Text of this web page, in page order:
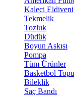
Kaleci Eldiveni
Tekmelik
Tozluk
Düdük
Boyun Askısı
Pompa
Tüm Ürünler
Basketbol Topu
Bileklik
Saç Bandı